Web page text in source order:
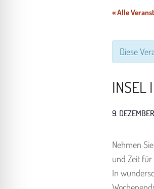
« Alle
Diese
INSEL
9.
Nehmen
und Zeit für
In